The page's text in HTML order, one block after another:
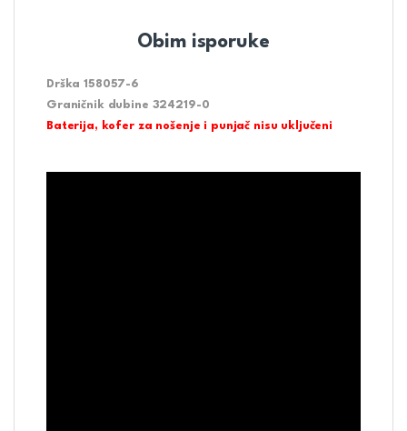
Obim isporuke
Drška 158057-6
Graničnik dubine 324219-0
Baterija, kofer za nošenje i punjač nisu uključeni